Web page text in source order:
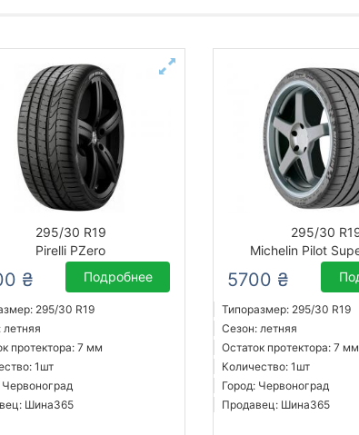
295/30 R19
Pirelli PZero
₴ Подробнее
295/30 R19
летняя
протектора: 7 мм
1шт
Червоноград
Шина365
295/30
Michelin Pilot
5700 ₴
Типоразмер: 295/30 R19
Сезон: летняя
Остаток протектора: 7 мм
Количество: 1шт
Город: Червоноград
Продавец: Шина365